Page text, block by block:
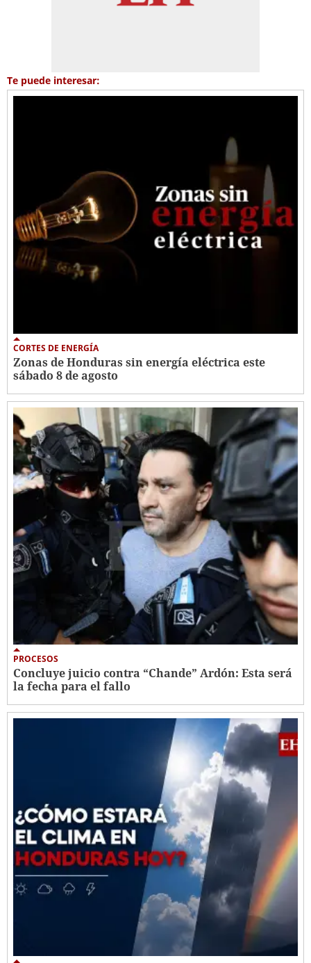
Te puede interesar:
CORTES DE ENERGÍA
Zonas de Honduras sin energía eléctrica este
sábado 8 de agosto
PROCESOS
Concluye juicio contra “Chande” Ardón: Esta será
la fecha para el fallo